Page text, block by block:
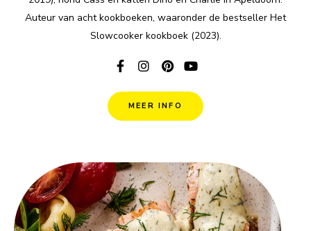
Auteur van acht kookboeken, waaronder de bestseller Het
Slowcooker kookboek (2023).
MEER INFO